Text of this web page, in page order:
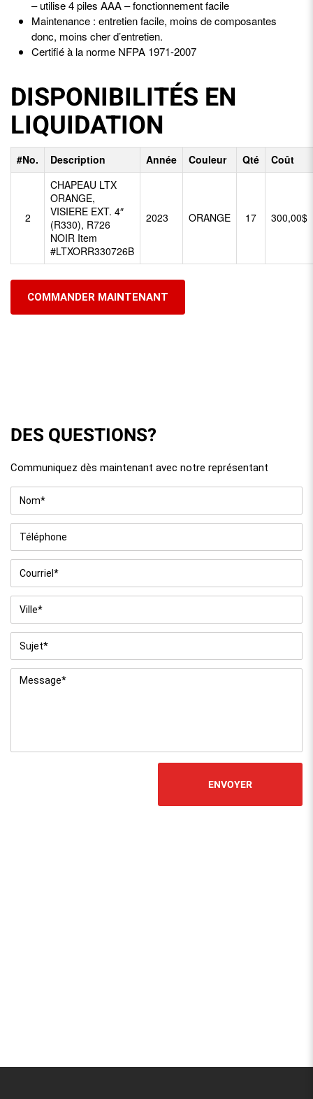
DES QUESTIONS?
Communiquez dès maintenant avec notre représentant
Nom *
Téléphone
Courriel *
Ville
Sujet
Message *
– utilise 4 piles AAA – fonctionnement facile
Maintenance : entretien facile, moins de composantes
donc, moins cher d’entretien.
Certifié à la norme NFPA 1971-2007
DISPONIBILITÉS EN
LIQUIDATION
#No. Description Année Couleur Qté Coût
2
CHAPEAU LTX
ORANGE,
VISIERE EXT. 4″
(R330), R726
NOIR Item
#LTXORR330726B
2023 ORANGE 17 300,00$
COMMANDER MAINTENANT